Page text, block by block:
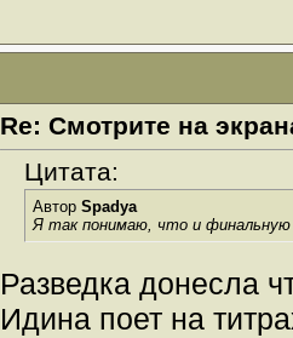
Re: Смотрите на
Цитата:
Автор Spadya
Я так понимаю, что и
Разведка донесла
Идина поет на